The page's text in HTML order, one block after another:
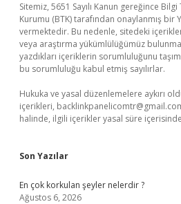
Sitemiz, 5651 Sayılı Kanun gereğince
Kurumu (BTK) tarafından onaylanmış bir
vermektedir. Bu nedenle, sitedeki
veya araştırma yükümlülüğümüz
yazdıkları içeriklerin sorumluluğunu
bu sorumluluğu kabul etmiş sayılırlar.
Hukuka ve yasal düzenlemelere aykırı
içerikleri,
halinde, ilgili içerikler yasal süre
Son Yazılar
En çok korkulan şeyler nelerdir ?
Ağustos 6, 2026